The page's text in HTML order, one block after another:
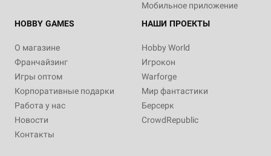
Мобильное приложение
HOBBY GAMES
О магазине
Франчайзинг
Игры оптом
Корпоративные подарки
Работа у нас
Новости
Контакты
НАШИ ПРОЕКТЫ
Hobby World
Игрокон
Warforge
Мир фантастики
Берсерк
CrowdRepublic